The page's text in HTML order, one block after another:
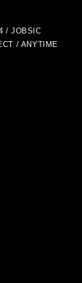
/JOBSIC
/ ANYTIME